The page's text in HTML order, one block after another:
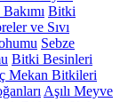
Bitki
ve Sıvı
Sebze
Bitki Besinleri
Mekan Bitkileri
Aşılı Meyve